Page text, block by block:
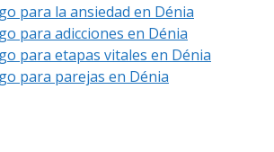
para la ansiedad en Dénia
para adicciones en Dénia
para etapas vitales en Dénia
para parejas en Dénia